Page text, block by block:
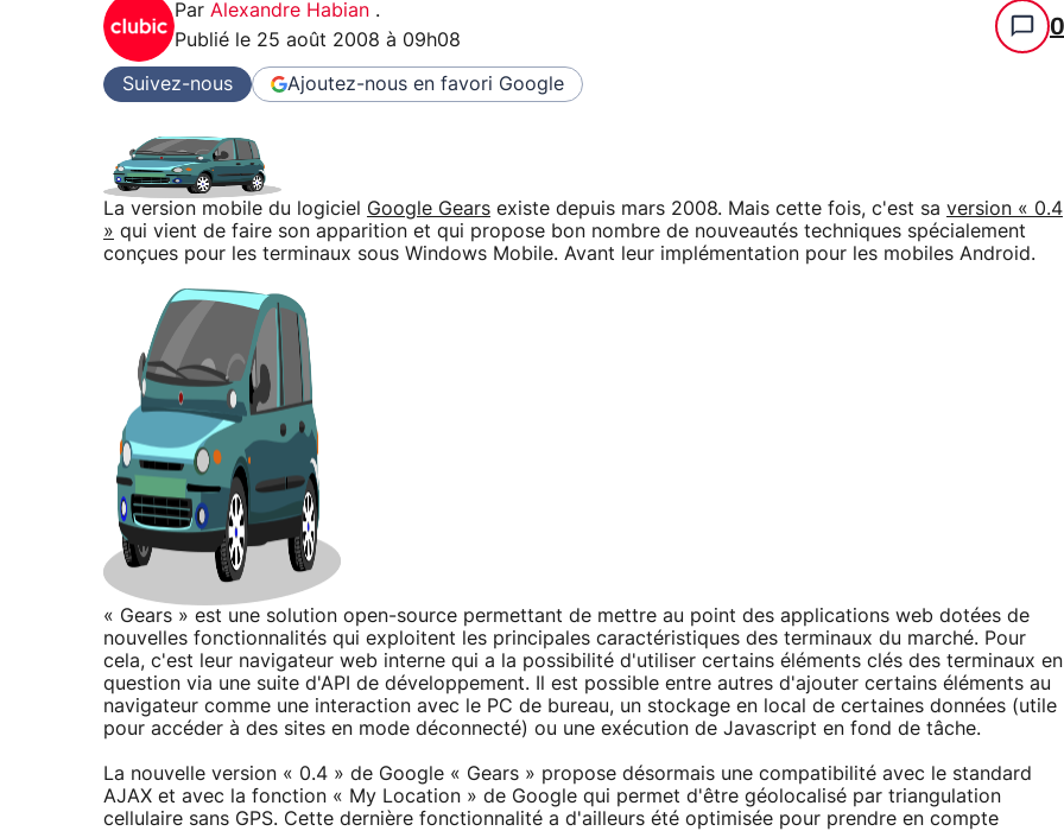
Par Alexandre Habian .
Publié le 25 août 2008 à 09h08 0
Suivez-nous Ajoutez-nous en favori Google
La version mobile du logiciel Google Gears existe depuis mars 2008. Mais cette fois, c'est sa version « 0.4
» qui vient de faire son apparition et qui propose bon nombre de nouveautés techniques spécialement
conçues pour les terminaux sous Windows Mobile. Avant leur implémentation pour les mobiles Android.
« Gears » est une solution open-source permettant de mettre au point des applications web dotées de
nouvelles fonctionnalités qui exploitent les principales caractéristiques des terminaux du marché. Pour
cela, c'est leur navigateur web interne qui a la possibilité d'utiliser certains éléments clés des terminaux en
question via une suite d'API de développement. Il est possible entre autres d'ajouter certains éléments au
navigateur comme une interaction avec le PC de bureau, un stockage en local de certaines données (utile
pour accéder à des sites en mode déconnecté) ou une exécution de Javascript en fond de tâche.
La nouvelle version « 0.4 » de Google « Gears » propose désormais une compatibilité avec le standard
AJAX et avec la fonction « My Location » de Google qui permet d'être géolocalisé par triangulation
cellulaire sans GPS. Cette dernière fonctionnalité a d'ailleurs été optimisée pour prendre en compte